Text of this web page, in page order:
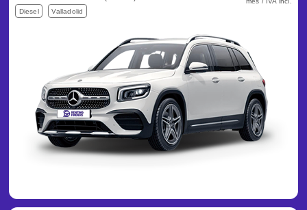
Diesel Valladolid